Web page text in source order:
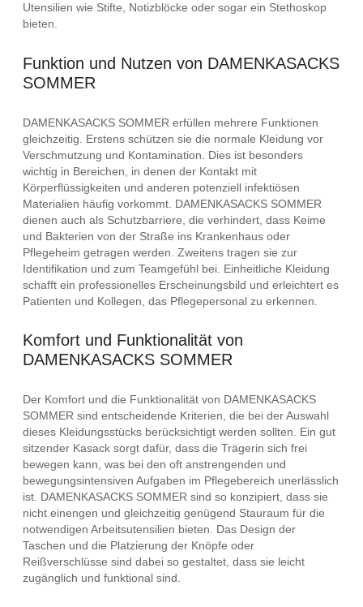
Utensilien wie Stifte, Notizblöcke oder sogar ein Stethoskop
bieten.
Funktion und Nutzen von DAMENKASACKS
SOMMER
DAMENKASACKS SOMMER erfüllen mehrere Funktionen
gleichzeitig. Erstens schützen sie die normale Kleidung vor
Verschmutzung und Kontamination. Dies ist besonders
wichtig in Bereichen, in denen der Kontakt mit
Körperflüssigkeiten und anderen potenziell infektiösen
Materialien häufig vorkommt. DAMENKASACKS SOMMER
dienen auch als Schutzbarriere, die verhindert, dass Keime
und Bakterien von der Straße ins Krankenhaus oder
Pflegeheim getragen werden. Zweitens tragen sie zur
Identifikation und zum Teamgefühl bei. Einheitliche Kleidung
schafft ein professionelles Erscheinungsbild und erleichtert es
Patienten und Kollegen, das Pflegepersonal zu erkennen.
Komfort und Funktionalität von
DAMENKASACKS SOMMER
Der Komfort und die Funktionalität von DAMENKASACKS
SOMMER sind entscheidende Kriterien, die bei der Auswahl
dieses Kleidungsstücks berücksichtigt werden sollten. Ein gut
sitzender Kasack sorgt dafür, dass die Trägerin sich frei
bewegen kann, was bei den oft anstrengenden und
bewegungsintensiven Aufgaben im Pflegebereich unerlässlich
ist. DAMENKASACKS SOMMER sind so konzipiert, dass sie
nicht einengen und gleichzeitig genügend Stauraum für die
notwendigen Arbeitsutensilien bieten. Das Design der
Taschen und die Platzierung der Knöpfe oder
Reißverschlüsse sind dabei so gestaltet, dass sie leicht
zugänglich und funktional sind.